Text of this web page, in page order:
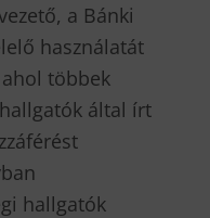
a Bánki
használatát
többek
által írt
hallgatók